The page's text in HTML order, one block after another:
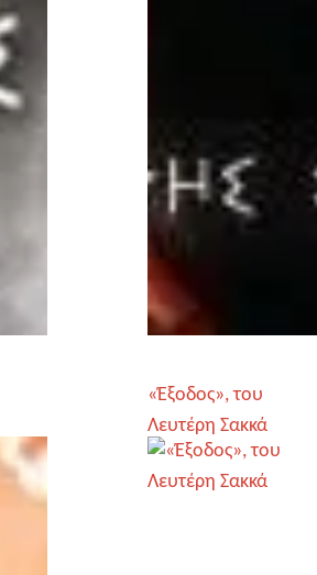
«Έξοδος», του
Λευτέρη Σακκά